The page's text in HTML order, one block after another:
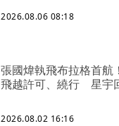
2026.08.06 08:18
張國煒執飛布拉格首航
飛越許可、繞行 星宇
2026.08.02 16:16